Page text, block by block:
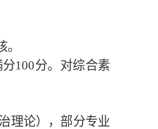
分100分。对综合素
理论），部分专业